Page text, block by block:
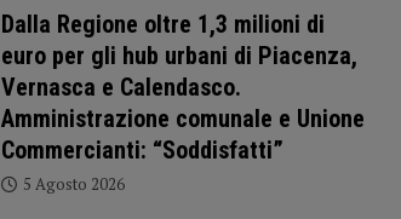
Dalla Regione oltre 1,3 milioni di
euro per gli hub urbani di Piacenza,
Vernasca e Calendasco.
Amministrazione comunale e Unione
Commercianti: “Soddisfatti”
5 Agosto 2026